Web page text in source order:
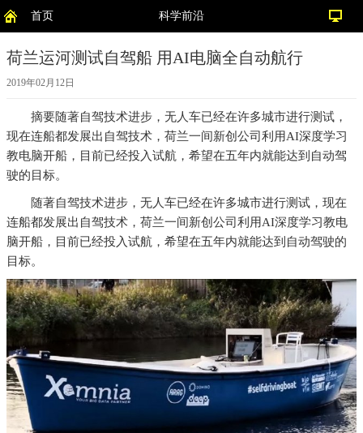
首页 科学前沿
荷兰运河测试自驾船 用AI电脑全自动航行
2019年02月12日
摘要随著自驾技术进步，无人车已经在许多城市进行测试，
现在连船都发展出自驾技术，荷兰一间新创公司利用AI深度学习
教电脑开船，目前已经投入试航，希望在五年内就能达到自动驾
驶的目标。
随著自驾技术进步，无人车已经在许多城市进行测试，现在
连船都发展出自驾技术，荷兰一间新创公司利用AI深度学习教电
脑开船，目前已经投入试航，希望在五年内就能达到自动驾驶的
目标。